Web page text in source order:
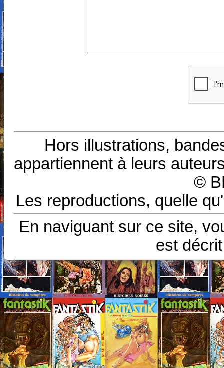
Hors illustrations,
appartiennent à leurs
©
Les reproductions, quelle
En naviguant sur ce site,
est